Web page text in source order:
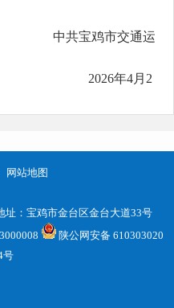
市交通运
4月2
网站地图
址：宝鸡市金台区金台大道33号
陕公网安备 610303020
号